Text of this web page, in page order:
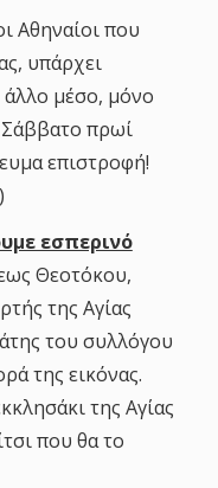
Αθηναίοι που
υπάρχει
μέσο, μόνο
Σάββατο πρωί
επιστροφή!
εσπερινό
Θεοτόκου,
της Αγίας
του συλλόγου
της εικόνας.
της Αγίας
που θα το